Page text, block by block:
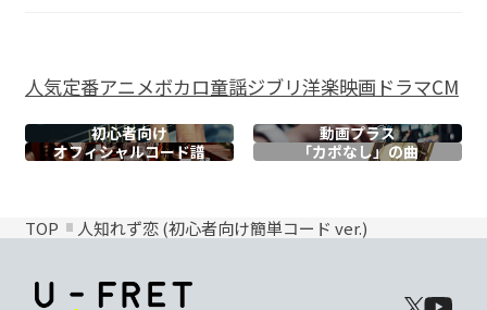
人気定番アニメボカロ童謡ジブリ洋楽映画ドラマCM
初心者向け
動画プラス
オフィシャルコード譜 「カポなし」の曲
TOP 人知れず恋 (初心者向け簡単コード ver.)